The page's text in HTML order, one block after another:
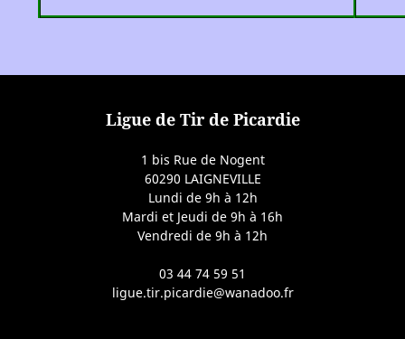
Ligue de Tir de Picardie
1 bis Rue de Nogent
60290 LAIGNEVILLE
Lundi de 9h à 12h
Mardi et Jeudi de 9h à 16h
Vendredi de 9h à 12h
03 44 74 59 51
ligue.tir.picardie@wanadoo.fr